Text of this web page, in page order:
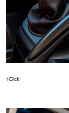
↑Click!